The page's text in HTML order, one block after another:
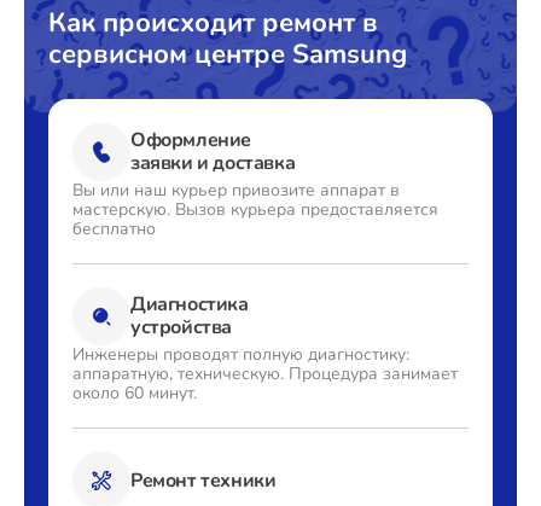
Как происходит ремонт в
сервисном центре Samsung
Оформление
заявки и доставка
Вы или наш курьер привозите аппарат в
мастерскую. Вызов курьера предоставляется
бесплатно
Диагностика
устройства
Инженеры проводят полную диагностику:
аппаратную, техническую. Процедура занимает
около 60 минут.
Ремонт техники